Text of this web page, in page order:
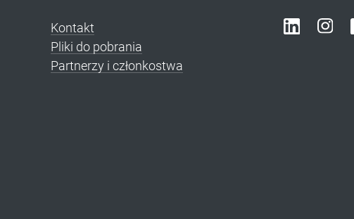
Kontakt
Pliki do pobrania
Partnerzy i członkostwa